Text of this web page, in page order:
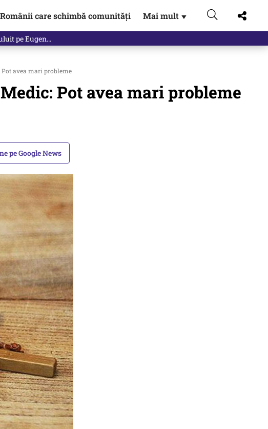
Românii care schimbă comunități Mai mult ▼
Pot avea mari probleme
Pot avea mari probleme
pe Google News